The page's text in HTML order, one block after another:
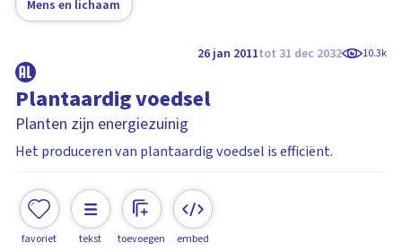
Mens en lichaam
26 jan 2011tot 31 dec 2032 10.3k
Plantaardig voedsel
Planten zijn energiezuinig
Het produceren van plantaardig voedsel is efficiënt.
favoriet tekst toevoegen embed